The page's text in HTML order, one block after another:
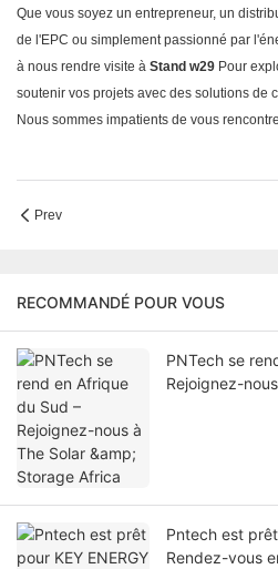
Que vous soyez un entrepreneur, un
de l'EPC ou simplement passionné par
à nous rendre visite à Stand w29 Pour
soutenir vos projets avec des solutions de
Nous sommes impatients de vous
Prev
RECOMMANDÉ POUR VOUS
PNTech se
Rejoignez-
Pntech est
Rendez-vous